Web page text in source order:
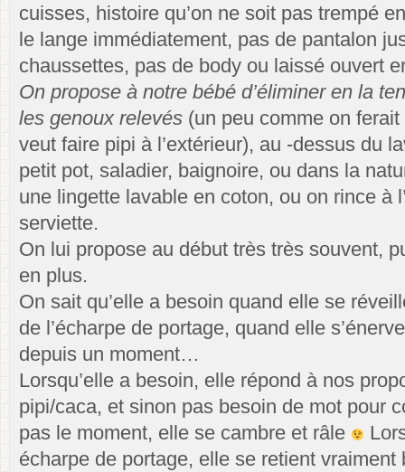
cuisses, histoire qu’on ne soit pas trempé
le lange immédiatement, pas de pantalon
chaussettes, pas de body ou laissé ouvert
On propose à notre bébé d’éliminer en la
les genoux relevés (un peu comme on
veut faire pipi à l’extérieur), au -dessus du
petit pot, saladier, baignoire, ou dans la
une lingette lavable en coton, ou on rince à
serviette.
On lui propose au début très très souvent,
en plus.
On sait qu’elle a besoin quand elle se
de l’écharpe de portage, quand elle
depuis un moment…
Lorsqu’elle a besoin, elle répond à nos
pipi/caca, et sinon pas besoin de mot pour
pas le moment, elle se cambre et râle
écharpe de portage, elle se retient vraiment